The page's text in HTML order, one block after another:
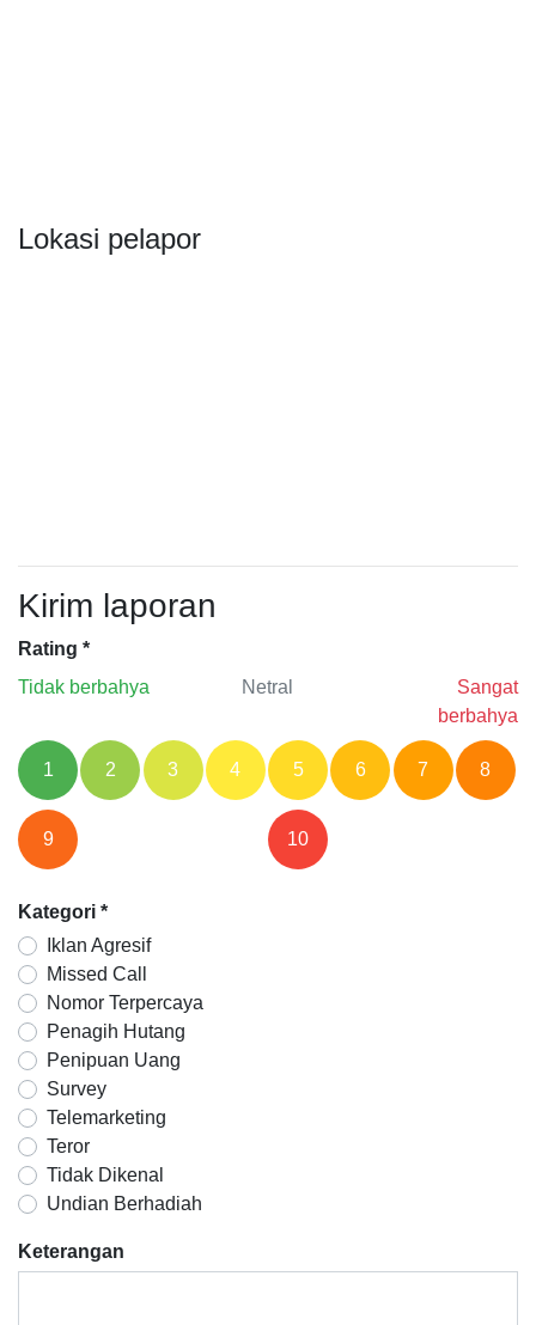
Lokasi pelapor
Kirim laporan
Rating *
Tidak berbahya
Netral
Sangat
berbahya
1 2 3 4 5 6 7 8
9 10
Kategori *
Iklan Agresif
Missed Call
Nomor Terpercaya
Penagih Hutang
Penipuan Uang
Survey
Telemarketing
Teror
Tidak Dikenal
Undian Berhadiah
Keterangan